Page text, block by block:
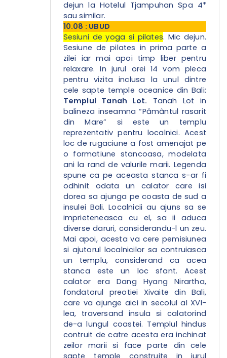
dejun la Hotelul Tjampuhan Spa 4*
sau similar.
10.08 : UBUD
Sesiuni de yoga si pilates. Mic dejun.
Sesiune de pilates in prima parte a
zilei iar mai apoi timp liber pentru
relaxare. In jurul orei 14 vom pleca
pentru vizita inclusa la unul dintre
cele sapte temple oceanice din Bali:
Templul Tanah Lot. Tanah Lot in
balineza inseamna “Pământul rasarit
din Mare” si este un templu
reprezentativ pentru localnici. Acest
loc de rugaciune a fost amenajat pe
o formatiune stancoasa, modelata
ani la rand de valurile marii. Legenda
spune ca pe aceasta stanca s-ar fi
odhinit odata un calator care isi
dorea sa ajunga pe coasta de sud a
insulei Bali. Localnicii au ajuns sa se
imprieteneasca cu el, sa ii aduca
diverse daruri, considerandu-l un zeu.
Mai apoi, acesta va cere pemisiunea
si ajutorul localnicilor sa contruiasca
un templu, considerand ca acea
stanca este un loc sfant. Acest
calator era Dang Hyang Nirartha,
fondatorul preotiei Xivaite din Bali,
care va ajunge aici in secolul al XVI-
lea, traversand insula si calatorind
de-a lungul coastei. Templul hindus
contruit de catre acesta era inchinat
zeilor marii si face parte din cele